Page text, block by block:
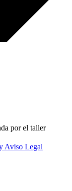
por el taller
Aviso Legal